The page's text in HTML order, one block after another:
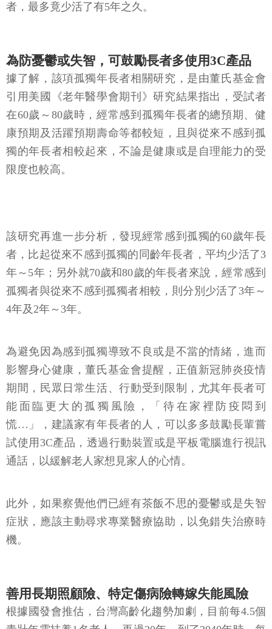
者，最多竟少活了有5年之久。
為防憂鬱或失智，可鼓勵長者多使用3C產品
據了解，該項孤獨年長者相關研究，是由董氏基金會
引用美國《老年醫學會期刊》研究結果指出，受試者
在60歲～80歲時，經常感到孤獨年長者的總預期、健
康預期及活躍預期壽命等都較短，且與從來不感到孤
獨的年長者相較起來，不論是健康或是自理能力的受
限度也較高。
該研究再進一步分析，發現經常感到孤獨的60歲年長
者，比起從來不感到孤獨的同齡年長者，平均少活了3
年～5年；另外就70歲和80歲的年長者來說，經常感到
孤獨者與從來不感到孤獨者相較，則分別少活了3年～
4年及2年～3年。
為避免因為感到孤獨導致不良或是不當的情緒，進而
影響身心健康，董氏基金會提醒，正值新冠肺炎疫情
期間，民眾日常生活、行動受到限制，尤其年長者可
能面臨更大的孤獨風險，「待在家裡防疫悶到
慌…」，建議家有年長者的人，可以多多鼓勵長輩嘗
試使用3C產品，透過行動裝置或是平板電腦進行視訊
通話，以緩解老人家想見家人的心情。
此外，如果察覺他們已經有茶飯不思的憂鬱或是失智
症狀，應該主動尋求專業醫療協助，以免錯失治療時
機。
善用長期照顧險、特定傷病險轉嫁失能風險
根據國發會推估，台灣高齡化趨勢加劇，目前每4.5個